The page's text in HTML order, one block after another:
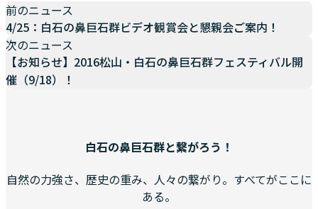
前のニュース
4/25：白石の鼻巨石群ビデオ観賞会と懇親会ご案内！
次のニュース
【お知らせ】2016松山・白石の鼻巨石群フェスティバル開
催（9/18）！
白石の鼻巨石群と繋がろう！
自然の力強さ、歴史の重み、人々の繋がり。すべてがここに
ある。